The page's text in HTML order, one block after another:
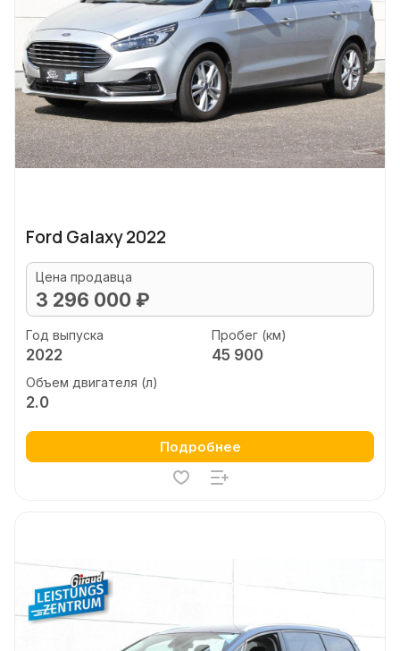
Ford Galaxy 2022
Цена продавца
3 296 000 ₽
Год выпуска
2022
Пробег (км)
45 900
Объем двигателя (л)
2.0
Подробнее